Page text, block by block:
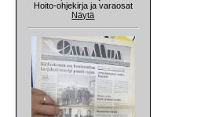
Hoito-ohjekirja ja varaosat
Näytä